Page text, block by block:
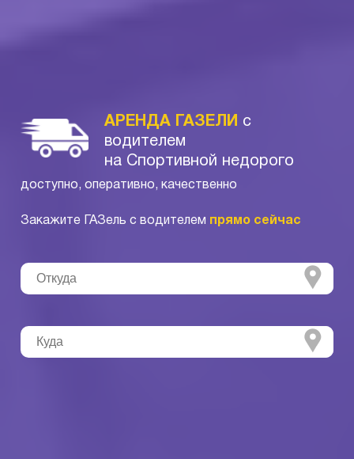
АРЕНДА ГАЗЕЛИ
с
водителем
на Спортивной недорого
доступно, оперативно, качественно
Закажите ГАЗель с водителем прямо сейчас